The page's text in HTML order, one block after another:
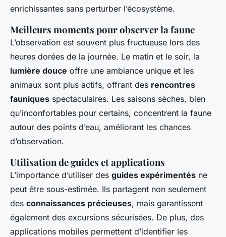
enrichissantes sans perturber l’écosystème.
Meilleurs moments pour observer la faune
L’observation est souvent plus fructueuse lors des
heures dorées de la journée. Le matin et le soir, la
lumière douce offre une ambiance unique et les
animaux sont plus actifs, offrant des rencontres
fauniques spectaculaires. Les saisons sèches, bien
qu’inconfortables pour certains, concentrent la faune
autour des points d’eau, améliorant les chances
d’observation.
Utilisation de guides et applications
L’importance d’utiliser des guides expérimentés ne
peut être sous-estimée. Ils partagent non seulement
des connaissances précieuses, mais garantissent
également des excursions sécurisées. De plus, des
applications mobiles permettent d’identifier les